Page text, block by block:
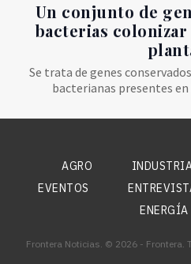
Un conjunto de
bacterias
Se trata de genes
bacterianas presentes
AGRO
EVENTOS
ENERGÍA
Frontera Noticias. © 2026 - Frontera.